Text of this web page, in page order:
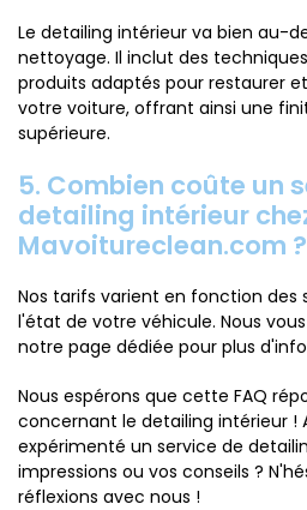
Le detailing intérieur va bien au-
nettoyage. Il inclut des
produits adaptés pour restaurer
votre voiture, offrant ainsi une
supérieure.
5. Combien coûte un
detailing intérieur
Mavoitureclean.com ?
Nos tarifs varient en fonction des
l'état de votre véhicule. Nous
notre page dédiée pour plus
Nous espérons que cette FAQ
concernant le detailing intérieur !
expérimenté un service de
impressions ou vos conseils ?
réflexions avec nous !